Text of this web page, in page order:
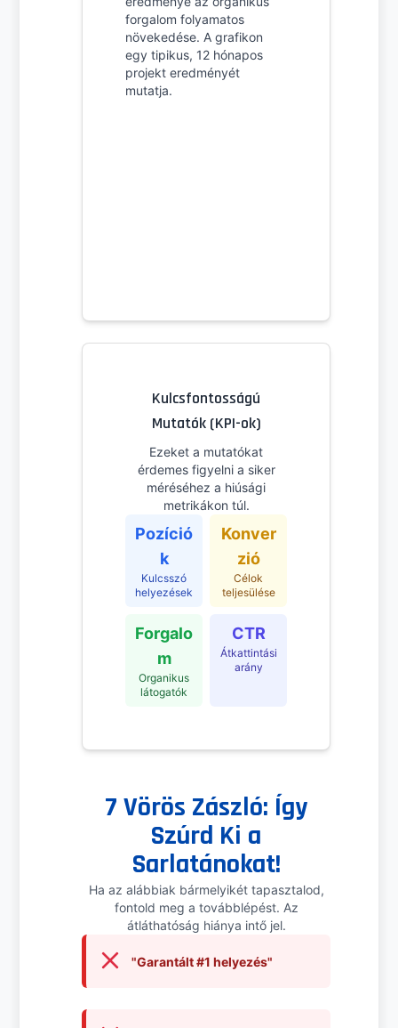
forgalom folyamatos
növekedése. A grafikon
egy tipikus, 12 hónapos
projekt eredményét
mutatja.
Kulcsfontosságú
Mutatók (KPI-ok)
Ezeket a mutatókat
érdemes figyelni a siker
méréséhez a hiúsági
metrikákon túl.
Pozíció
k
Kulcsszó
helyezések
Konver
zió
Célok
teljesülése
Forgalo
m
Organikus
látogatók
CTR
Átkattintási
arány
7 Vörös Zászló: Így
Szúrd Ki a
Sarlatánokat!
Ha az alábbiak bármelyikét tapasztalod,
fontold meg a továbblépést. Az
átláthatóság hiánya intő jel.
"Garantált #1 helyezés"